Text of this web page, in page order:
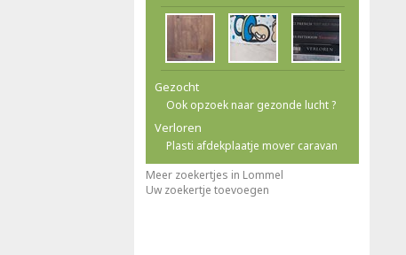
Gezocht
Ook opzoek naar gezonde lucht ?
Verloren
Plasti afdekplaatje mover caravan
Meer zoekertjes in Lommel
Uw zoekertje toevoegen